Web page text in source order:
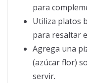
para
Utiliza platos
para resaltar
Agrega una
(azúcar flor)
servir.